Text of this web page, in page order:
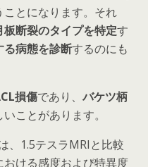
とになります。それ
板断裂のタイプを特定す
る病態を診断するのにも
損傷であり、 バケツ柄
ことがあります。
、1.5テスラMRIと比較
ける感度および特異度